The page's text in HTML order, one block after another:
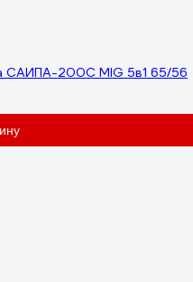
САИПА-200C MIG 5в1 65/56